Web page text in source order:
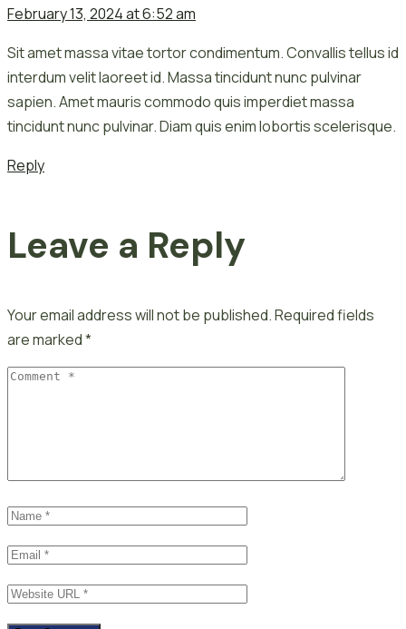
February 13, 2024 at 6:52 am
Sit amet massa vitae tortor condimentum. Convallis tellus id
interdum velit laoreet id. Massa tincidunt nunc pulvinar
sapien. Amet mauris commodo quis imperdiet massa
tincidunt nunc pulvinar. Diam quis enim lobortis scelerisque.
Reply
Leave a Reply
Your email address will not be published.Required fields
are marked*